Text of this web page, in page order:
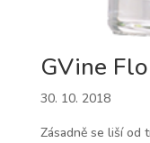
GVine
30. 10. 2018
Zásadně se liší od